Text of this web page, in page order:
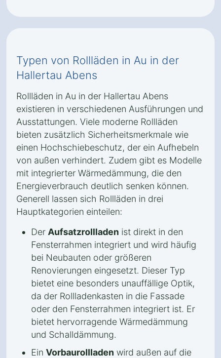
Typen von Rollläden in Au in der
Hallertau Abens
Rollläden in Au in der Hallertau Abens
existieren in verschiedenen Ausführungen und
Ausstattungen. Viele moderne Rollläden
bieten zusätzlich Sicherheitsmerkmale wie
einen Hochschiebeschutz, der ein Aufhebeln
von außen verhindert. Zudem gibt es Modelle
mit integrierter Wärmedämmung, die den
Energieverbrauch deutlich senken können.
Generell lassen sich Rollläden in drei
Hauptkategorien einteilen:
Der Aufsatzrollladen ist direkt in den
Fensterrahmen integriert und wird häufig
bei Neubauten oder größeren
Renovierungen eingesetzt. Dieser Typ
bietet eine besonders unauffällige Optik,
da der Rollladenkasten in die Fassade
oder den Fensterrahmen integriert ist. Er
bietet hervorragende Wärmedämmung
und Schalldämmung.
Ein Vorbaurollladen wird außen auf die